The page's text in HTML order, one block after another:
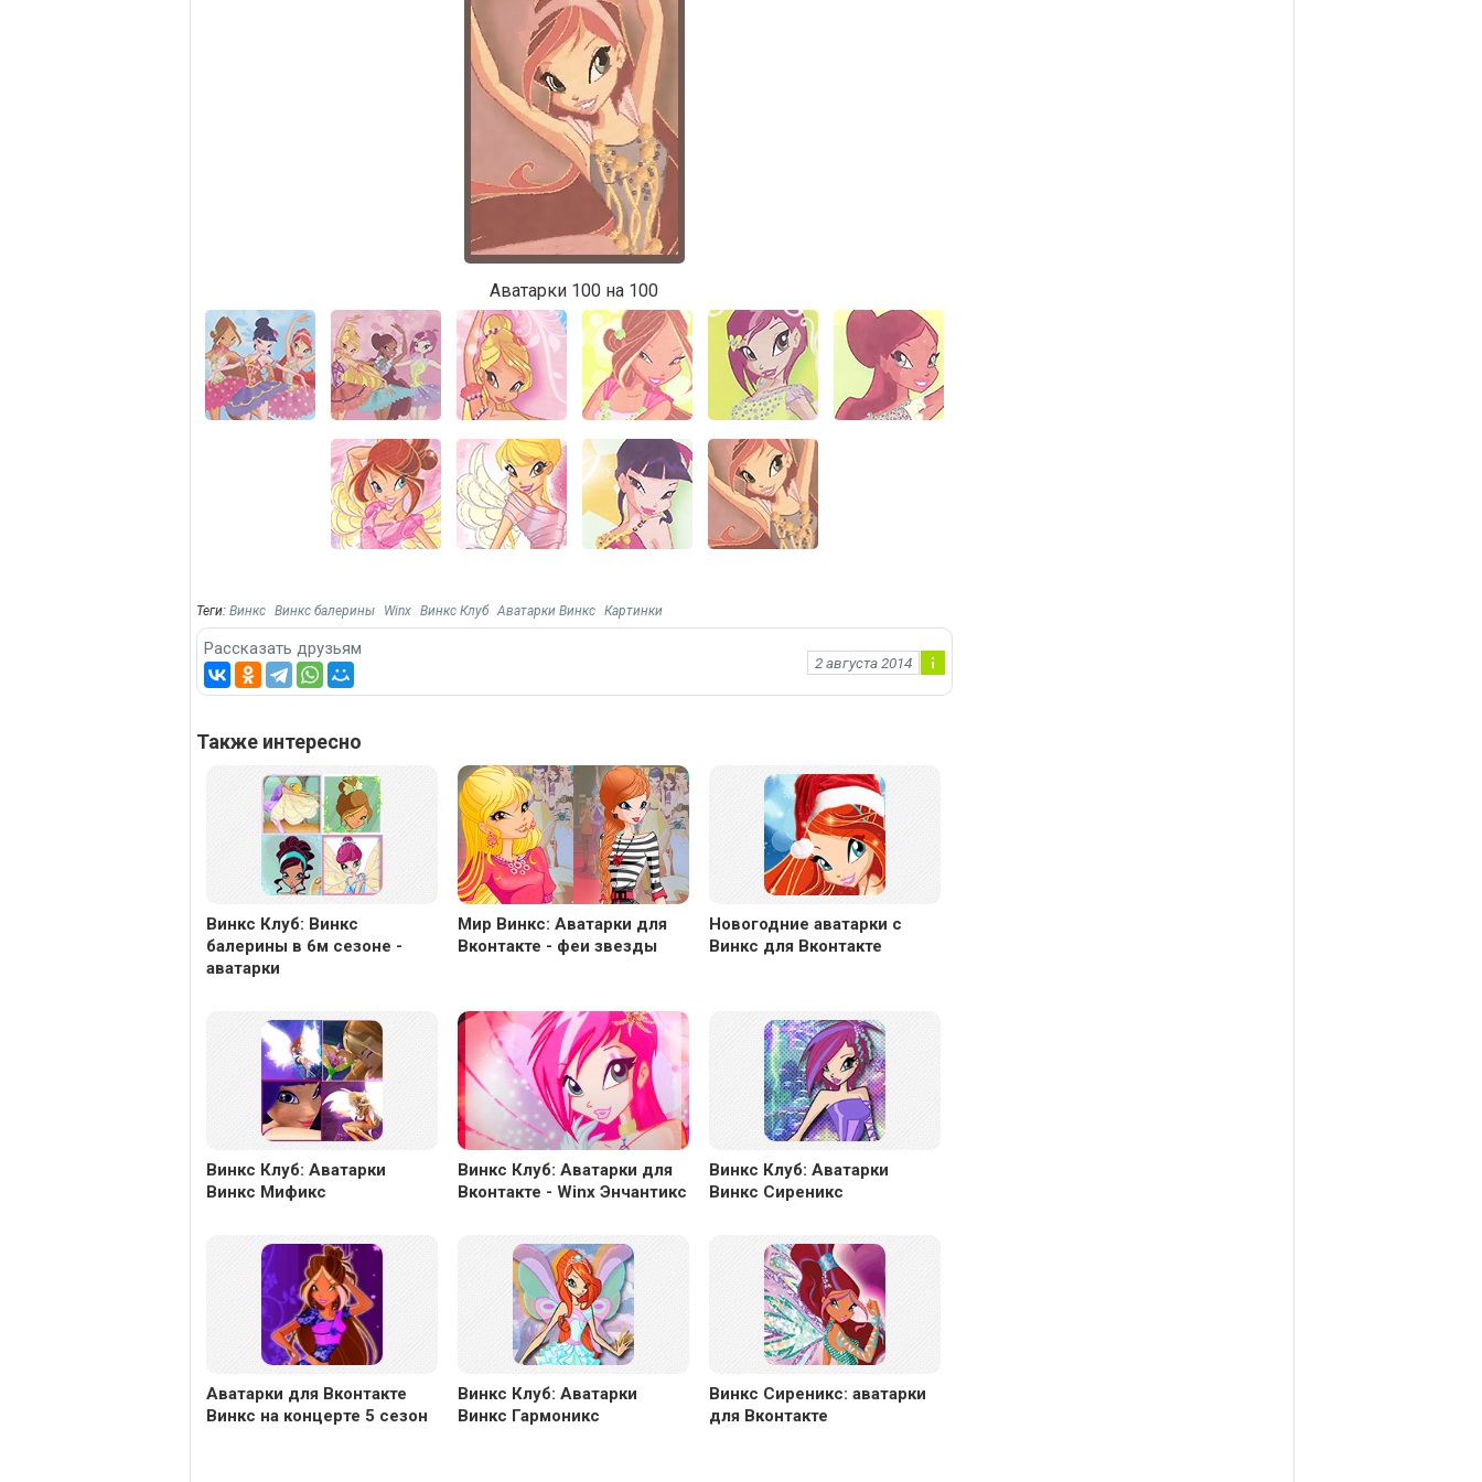
Аватарки 100 на 100
Теги: Винкс Винкс балерины Winx Винкс Клуб Аватарки Винкс Картинки
Рассказать друзьям
2 августа 2014
Также интересно
Винкс Клуб: Винкс
балерины в 6м сезоне -
аватарки
Мир Винкс: Аватарки для
Вконтакте - феи звезды
Новогодние аватарки с
Винкс для Вконтакте
Винкс Клуб: Аватарки
Винкс Мификс
Винкс Клуб: Аватарки для
Вконтакте - Winx Энчантикс
Винкс Клуб: Аватарки
Винкс Сиреникс
Аватарки для Вконтакте
Винкс на концерте 5 сезон
Винкс Клуб: Аватарки
Винкс Гармоникс
Винкс Сиреникс: аватарки
для Вконтакте